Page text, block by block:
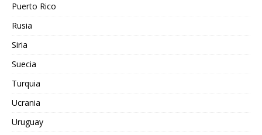
Puerto Rico
Rusia
Siria
Suecia
Turquia
Ucrania
Uruguay